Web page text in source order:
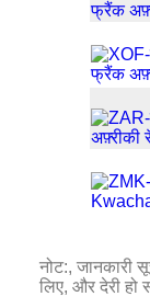
नोट:, जानकारी
लिए, और देरी हो